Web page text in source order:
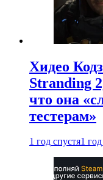
Хидео
Stranding
что она
тестерам»
1 год спустя1